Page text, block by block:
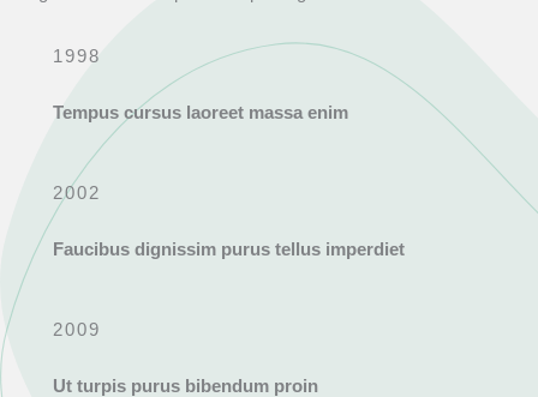
1998
Tempus cursus laoreet massa enim
2002
Faucibus dignissim purus tellus imperdiet
2009
Ut turpis purus bibendum proin